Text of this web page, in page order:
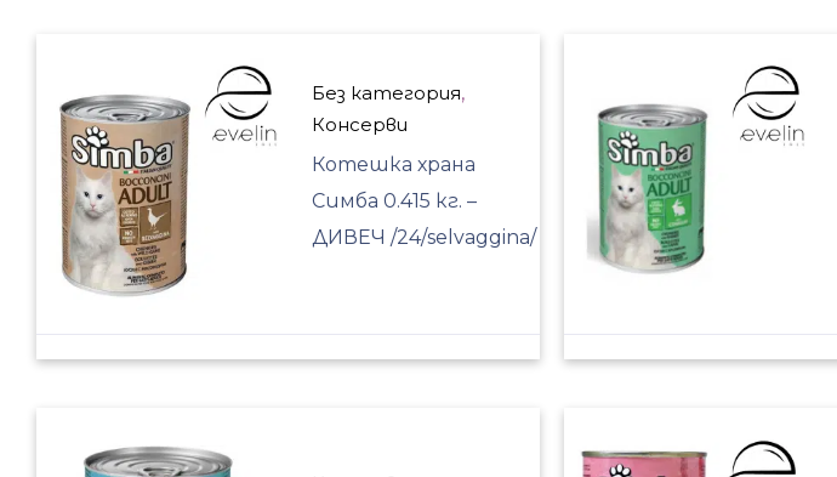
Без категория,
Консерви
Котешка храна
Симба 0.415 кг. –
ДИВЕЧ /24/selvaggina/